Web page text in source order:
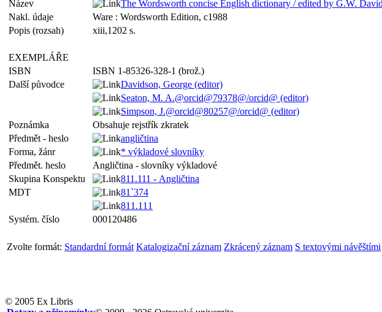
Název
The Wordsworth concise English dictionary / edited by G.W.
Nakl. údaje
Ware : Wordsworth Edition, c1988
Popis (rozsah)
xiii,1202 s.
EXEMPLÁŘE
ISBN
ISBN 1-85326-328-1 (brož.)
Další původce
Davidson, George (editor)
Seaton, M. A.@orcid@79378@/orcid@ (editor)
Simpson, J.@orcid@80257@/orcid@ (editor)
Poznámka
Obsahuje rejstřík zkratek
Předmět - heslo
angličtina
Forma, žánr
* výkladové slovníky
Předmět. heslo
Angličtina - slovníky výkladové
Skupina Konspektu
811.111 - Angličtina
MDT
81`374
811.111
Systém. číslo
000120486
Zvolte formát: Standardní formát Katalogizační záznam Zkrácený záznam S textovými návěštími
© 2005 Ex Libris